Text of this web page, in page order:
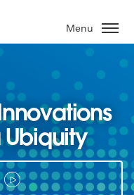
Menu
Ubiquity